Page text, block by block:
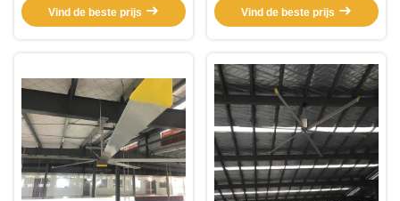
HVL ventilator
Vind de beste prijs Vind de beste prijs